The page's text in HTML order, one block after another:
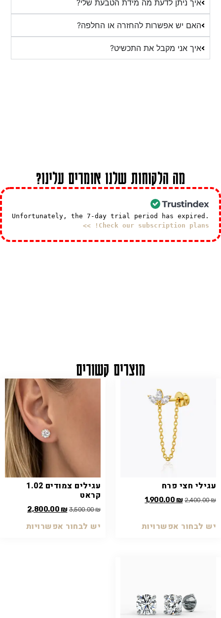
איך ניתן לדעת מה מידת הטבעת שלי?
האם יש אפשרות להחזרה או החלפה?
איך אני מקבל את התכשיט?
מה הלקוחות שלנו אומרים עלינו?
Unfortunately, the 7-day trial period has expired.
Check our subscription plans! >>
מוצרים קשורים
עגילי חצי פרח
2,400.00₪
1,900.00₪
יש לבחור אפשרויות
עגילים צמודים 1.02
קראט
3,500.00₪
2,800.00₪
יש לבחור אפשרויות